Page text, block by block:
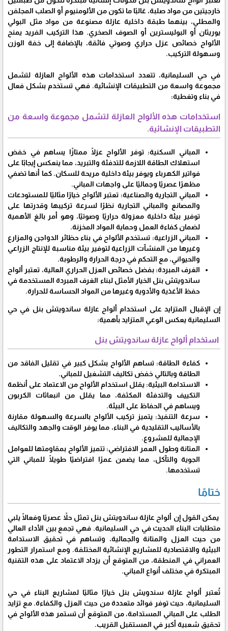
خارجيتين من مواد صلبة، غالبًا ما تكون من الألومنيوم أو الصلب المجلفن
والمطلي، بينهما طبقة داخلية عازلة مصنوعة من مواد مثل البولي
يوريثان أو البوليسترين أو الصوف الصخري. هذا التركيب الفريد يمنح
الألواح خصائص عزل حراري وصوتي فائقة، بالإضافة إلى خفة الوزن
وسهولة التركيب.
في حي السليمانية، تتعدد استخدامات هذه الألواح العازلة لتشمل
مجموعة واسعة من التطبيقات الإنشائية. فهي تستخدم بشكل فعال
في بناء وتغطية:
استخدامات هذه الألواح العازلة لتشمل مجموعة واسعة من
التطبيقات الإنشائية.
المباني السكنية: توفر الألواح عزلًا ممتازًا يساهم في خفض
استهلاك الطاقة اللازمة للتدفئة والتبريد، مما ينعكس إيجابًا على
فواتير الكهرباء ويوفر بيئة داخلية مريحة للسكان. كما أنها تضفي
مظهرًا عصريًا وجماليًا على واجهات المباني.
المباني التجارية والصناعية: تعتبر الألواح خيارًا مثاليًا للمستودعات
والمصانع والمباني التجارية نظرًا لسرعة تركيبها وقدرتها على
توفير بيئة داخلية معزولة حراريًا وصوتيًا، وهو أمر بالغ الأهمية
لضمان كفاءة العمل وحماية المواد المخزنة.
المباني الزراعية: تستخدم الألواح في بناء حظائر الدواجن والمزارع
وغيرها من المنشآت الزراعية لتوفير بيئة مناسبة للإنتاج الزراعي
والحيواني، مع التحكم في درجة الحرارة والرطوبة.
الغرف المبردة: بفضل خصائص العزل الحراري العالية، تعتبر ألواح
ساندويتش بنل الخيار الأمثل لبناء الغرف المبردة المستخدمة في
حفظ الأغذية والأدوية وغيرها من المواد الحساسة للحرارة.
إن الإقبال المتزايد على استخدام ألواح عازلة ساندويتش بنل في حي
السليمانية يعكس الوعي المتزايد بأهمية:
استخدام ألواح عازلة ساندويتش بنل
كفاءة الطاقة: تساهم الألواح بشكل كبير في تقليل الفاقد من
الطاقة وبالتالي خفض تكاليف التشغيل للمباني.
الاستدامة البيئية: يقلل استخدام الألواح من الاعتماد على أنظمة
التكييف والتدفئة المكثفة، مما يقلل من انبعاثات الكربون
ويساهم في الحفاظ على البيئة.
سرعة التنفيذ: يتميز تركيب الألواح بالسرعة والسهولة مقارنة
بالأساليب التقليدية في البناء، مما يوفر الوقت والجهد والتكاليف
الإجمالية للمشروع.
المتانة وطول العمر الافتراضي: تتميز الألواح بمقاومتها للعوامل
الجوية والتآكل، مما يضمن عمرًا افتراضيًا طويلًا للمباني التي
تستخدمها.
ختامًا
يمكن القول إن ألواح عازلة ساندويتش بنل تمثل حلاً عصريًا وفعالًا يلبي
متطلبات البناء الحديث في حي السليمانية. فهي تجمع بين الأداء العالي
من حيث العزل والمتانة والجمالية، وتساهم في تحقيق الاستدامة
البيئية والاقتصادية للمشاريع الإنشائية المختلفة. ومع استمرار التطور
العمراني في المنطقة، من المتوقع أن يزداد الاعتماد على هذه التقنية
المبتكرة في مختلف أنواع المباني.
تُعتبر ألواح عازلة سندويش بنل خيارًا مثاليًا لمشاريع البناء في حي
السليمانية، حيث توفر فوائد متعددة من حيث العزل والكفاءة. مع تزايد
الطلب على المباني المستدامة، من المتوقع أن تستمر هذه الألواح في
تحقيق شعبية أكبر في المستقبل القريب.